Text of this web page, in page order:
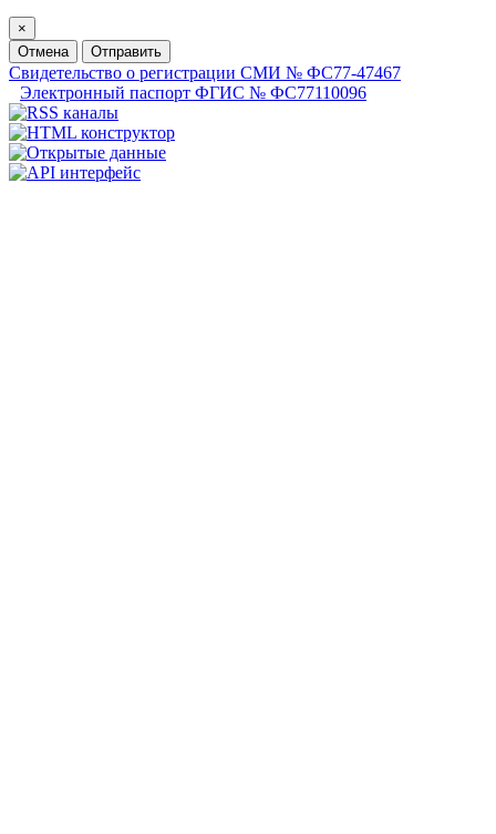
×
Отмена
Отправить
Свидетельство о регистрации СМИ № ФС77-47467
Электронный паспорт ФГИС № ФС77110096